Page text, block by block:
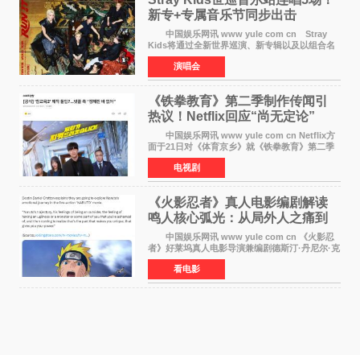
新专+专属音乐节同步出击
中国娱乐网讯 www yule com cn Stray
Kids将通过全新世界巡演、新专辑以及以组合名
义打造的专属音乐节等一系列全球活动，开启事
业发展的全新篇章。 Stray Kids将于7月25日
至26日、29日
演唱会
《铁拳教育》第二季制作传闻引
热议！Netflix回应“尚无定论”
中国娱乐网讯 www yule com cn Netflix方
面于21日对《体育京乡》就《铁拳教育》第二季
制作传闻划清界限，表示尚无定论。然而，业界
却有传闻称已就《铁拳教育》第二季的制作展开
了讨论——《
电视剧
《火影忍者》真人电影编剧解读
鸣人核心弧光：从局外人之痛到
自我觉醒
中国娱乐网讯 www yule com cn 《火影忍
者》好莱坞真人电影导演兼编剧德斯汀·丹尼尔·克
雷顿近日在采访中分享了对主角鸣人成长弧光的
理解，透露电影将深入探索鸣人作为局外人的情
感历程。
看电影